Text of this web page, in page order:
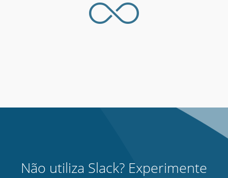
Não utiliza Slack? Experimente